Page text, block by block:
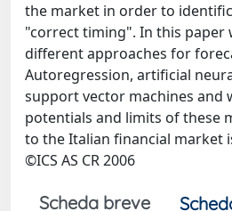
the market in order to
"correct timing". In this paper
different approaches for
Autoregression, artificial
support vector machines and
potentials and limits of these
to the Italian financial market
©ICS AS CR 2006
Scheda breve